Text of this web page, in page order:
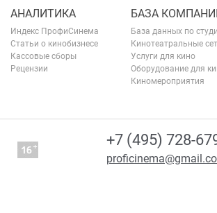
АНАЛИТИКА
Индекс ПрофиСинема
Статьи о кинобизнесе
Кассовые сборы
Рецензии
БАЗА
База данных по
Кинотеатральные
Услуги для кино
Оборудование для
Киномероприятия
+7 (495) 728-